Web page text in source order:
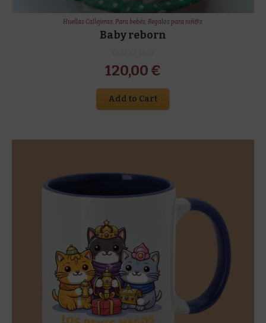
Huellas Callejeras,Para bebés,Regalos para niñ@s
Baby reborn
120,00 €
Add to Cart